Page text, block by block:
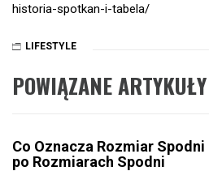
historia-spotkan-i-tabela/
LIFESTYLE
POWIĄZANE ARTYKUŁY
Co Oznacza Rozmiar
po Rozmiarach Spodni